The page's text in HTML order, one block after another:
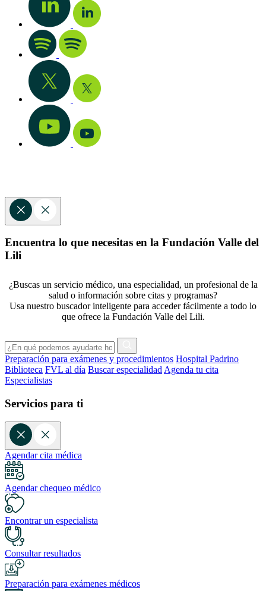
Encuentra lo que necesitas en la Fundación Valle del
Lili
¿Buscas un servicio médico, una especialidad, un profesional de la
salud o información sobre citas y programas?
Usa nuestro buscador inteligente para acceder fácilmente a todo lo
que ofrece la Fundación Valle del Lili.
Preparación para exámenes y procedimientos Hospital Padrino
Biblioteca FVL al día Buscar especialidad Agenda tu cita
Especialistas
Servicios para ti
Agendar cita médica
Agendar chequeo médico
Encontrar un especialista
Consultar resultados
Preparación para exámenes médicos